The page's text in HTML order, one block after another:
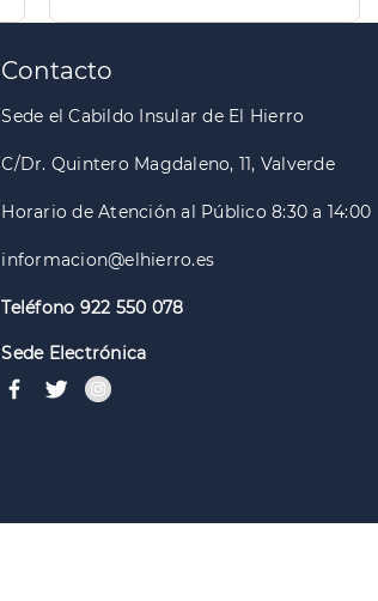
Contacto
Sede el Cabildo Insular de El Hierro
C/Dr. Quintero Magdaleno, 11, Valverde
Horario de Atención al Público 8:30 a 14:00
informacion@elhierro.es
Teléfono 922 550 078
Sede Electrónica